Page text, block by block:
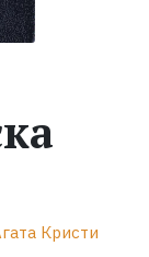
Кристи